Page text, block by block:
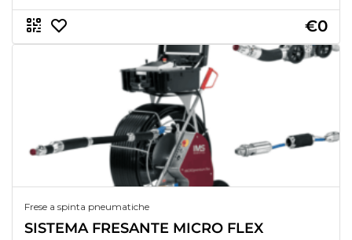
€0
Frese a spinta pneumatiche
SISTEMA FRESANTE MICRO FLEX